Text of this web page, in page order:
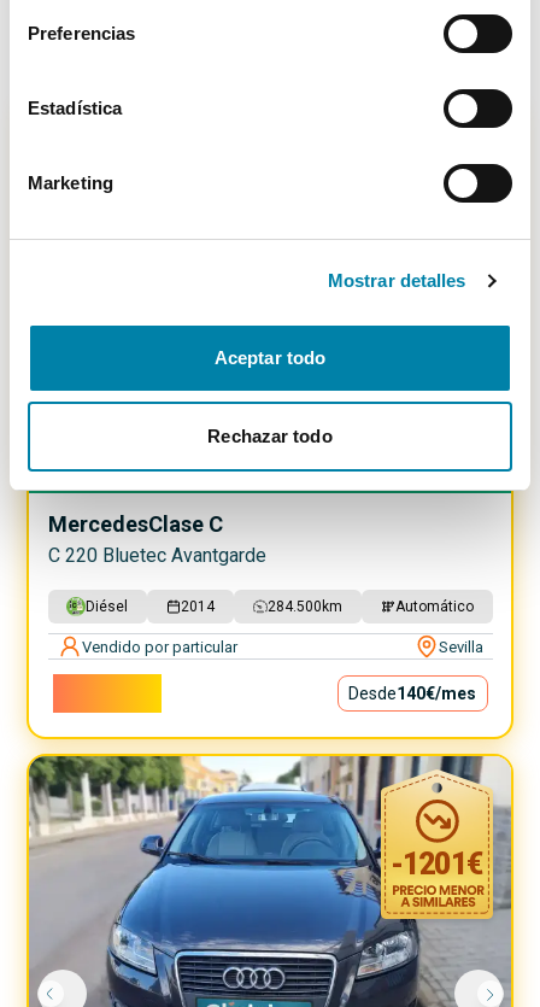
Preferencias
Estadística
Marketing
Mostrar detalles
Aceptar todo
Rechazar todo
23.900€ /mes
1100€
BUEN PRECIO 7.97%
MercedesClase C
C 220 Bluetec Avantgarde
Diésel 2014 284.500 km Automático
Vendido por particular Sevilla
Desde140€/mes
-1201€